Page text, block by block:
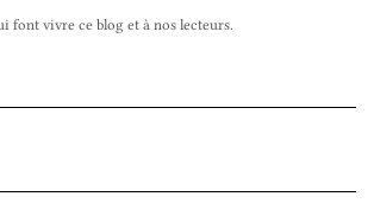
font vivre ce blog et à nos lecteurs.